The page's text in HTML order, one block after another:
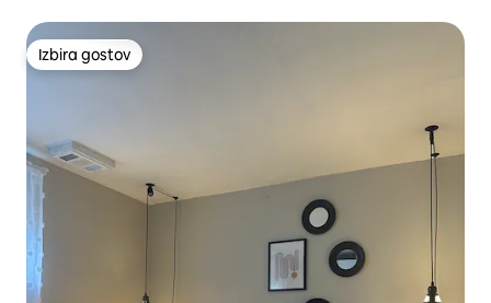
Izbira gostov
Izbira gostov